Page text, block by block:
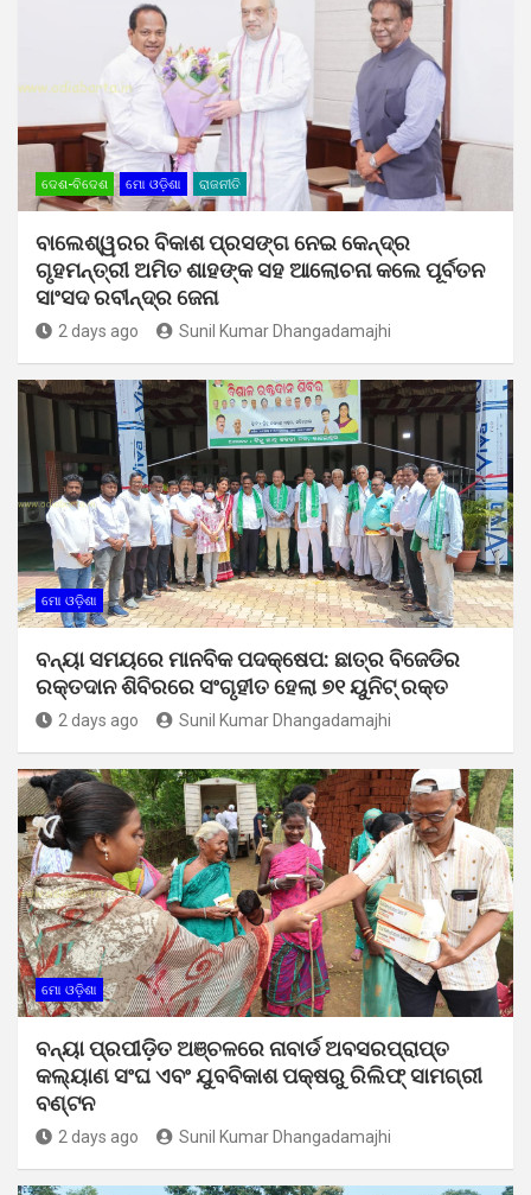
ଦେଶ-ବିଦେଶ ମୋ ଓଡ଼ିଶା ରାଜନୀତି
ବାଲେଶ୍ୱରର ବିକାଶ ପ୍ରସଙ୍ଗ ନେଇ କେନ୍ଦ୍ର
ଗୃହମନ୍ତ୍ରୀ ଅମିତ ଶାହଙ୍କ ସହ ଆଲୋଚନା କଲେ ପୂର୍ବତନ
ସାଂସଦ ରବୀନ୍ଦ୍ର ଜେନା
2 days ago Sunil Kumar Dhangadamajhi
ମୋ ଓଡ଼ିଶା
ବନ୍ୟା ସମୟରେ ମାନବିକ ପଦକ୍ଷେପ: ଛାତ୍ର ବିଜେଡିର
ରକ୍ତଦାନ ଶିବିରରେ ସଂଗୃହୀତ ହେଲା ୭୧ ୟୁନିଟ୍ ରକ୍ତ
2 days ago Sunil Kumar Dhangadamajhi
ମୋ ଓଡ଼ିଶା
ବନ୍ୟା ପ୍ରପୀଡ଼ିତ ଅଞ୍ଚଳରେ ନାବାର୍ଡ ଅବସରପ୍ରାପ୍ତ
କଲ୍ୟାଣ ସଂଘ ଏବଂ ଯୁବବିକାଶ ପକ୍ଷରୁ ରିଲିଫ୍ ସାମଗ୍ରୀ
ବଣ୍ଟନ
2 days ago Sunil Kumar Dhangadamajhi